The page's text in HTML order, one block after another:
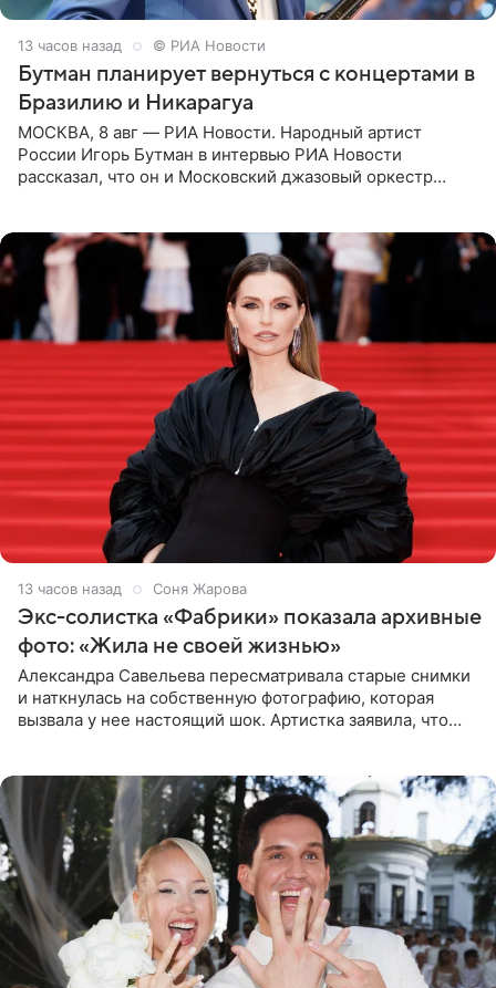
13 часов назад © РИА Новости
Бутман планирует вернуться с концертами в
Бразилию и Никарагуа
МОСКВА, 8 авг — РИА Новости. Народный артист
России Игорь Бутман в интервью РИА Новости
рассказал, что он и Московский джазовый оркестр
13 часов назад Соня Жарова
Экс-солистка «Фабрики» показала архивные
фото: «Жила не своей жизнью»
Александра Савельева пересматривала старые снимки
и наткнулась на собственную фотографию, которая
вызвала у нее настоящий шок. Артистка заявила, что